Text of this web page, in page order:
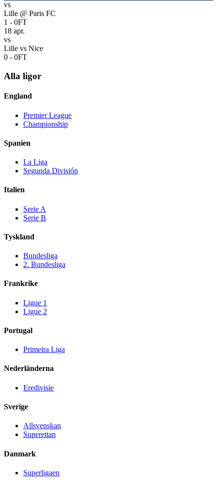
vs
Lille @ Paris FC
1 - 0FT
18 apr.
vs
Lille vs Nice
0 - 0FT
Alla ligor
England
Premier League
Championship
Spanien
La Liga
Segunda División
Italien
Serie A
Serie B
Tyskland
Bundesliga
2. Bundesliga
Frankrike
Ligue 1
Ligue 2
Portugal
Primeira Liga
Nederländerna
Eredivisie
Sverige
Allsvenskan
Superettan
Danmark
Superligaen